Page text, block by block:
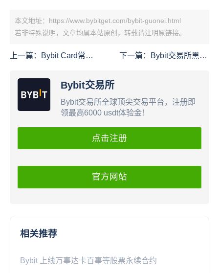
本文地址：https://www.bybitget.com/bybit-guonei.html
若非特殊说明，文章均属本站原创，转载请注明原链接。
上一篇：
Bybit Card常见
下一篇： Bybit交易所黑客
Bybit交易所
Bybit交易所全球顶尖交易平台，注册即
领最高6000 usdt体验金！
点击注册
官方网站
相关推荐
Bybit 上线万事达卡百事等股票永续合约